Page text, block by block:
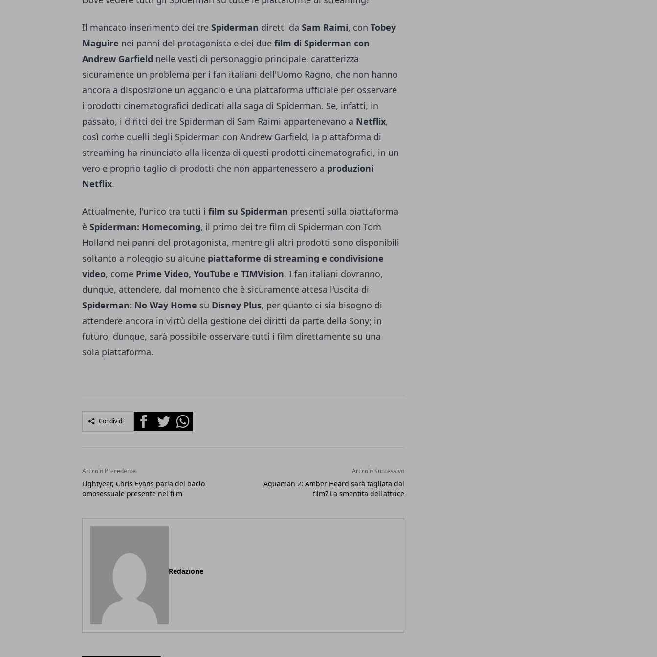
Il mancato inserimento dei tre Spiderman diretti da Sam Raimi, con Tobey
Maguire nei panni del protagonista e dei due film di Spiderman con
Andrew Garfield nelle vesti di personaggio principale, caratterizza
sicuramente un problema per i fan italiani dell'Uomo Ragno, che non hanno
ancora a disposizione un aggancio e una piattaforma ufficiale per osservare
i prodotti cinematografici dedicati alla saga di Spiderman. Se, infatti, in
passato, i diritti dei tre Spiderman di Sam Raimi appartenevano a Netflix,
così come quelli degli Spiderman con Andrew Garfield, la piattaforma di
streaming ha rinunciato alla licenza di questi prodotti cinematografici, in un
vero e proprio taglio di prodotti che non appartenessero a produzioni
Netflix.
Attualmente, l'unico tra tutti i film su Spiderman presenti sulla piattaforma
è Spiderman: Homecoming, il primo dei tre film di Spiderman con Tom
Holland nei panni del protagonista, mentre gli altri prodotti sono disponibili
soltanto a noleggio su alcune piattaforme di streaming e condivisione
video, come Prime Video, YouTube e TIMVision. I fan italiani dovranno,
dunque, attendere, dal momento che è sicuramente attesa l'uscita di
Spiderman: No Way Home su Disney Plus, per quanto ci sia bisogno di
attendere ancora in virtù della gestione dei diritti da parte della Sony; in
futuro, dunque, sarà possibile osservare tutti i film direttamente su una
sola piattaforma.
Condividi FacebookTwitterWhatsapp
Articolo Precedente
Lightyear, Chris Evans parla del bacio
omosessuale presente nel film
Articolo Successivo
Aquaman 2: Amber Heard sarà tagliata dal
film? La smentita dell'attrice
Redazione